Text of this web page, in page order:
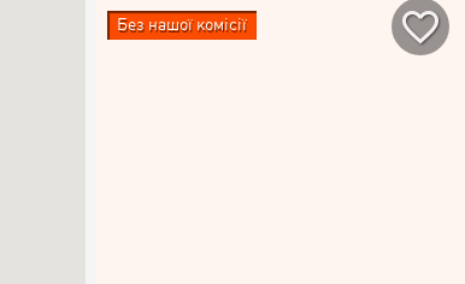
Без нашої комісії